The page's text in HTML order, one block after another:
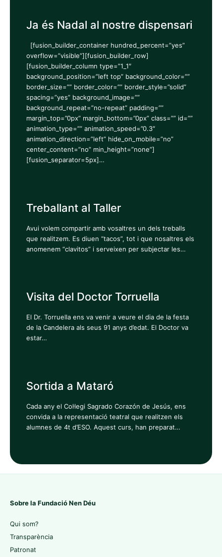
Ja és Nadal al nostre dispensari
[fusion_builder_container hundred_percent=”yes”
overflow=”visible”][fusion_builder_row]
[fusion_builder_column type=”1_1″
background_position=”left top” background_color=””
border_size=”” border_color=”” border_style=”solid”
spacing=”yes” background_image=””
background_repeat=”no-repeat” padding=””
margin_top=”0px” margin_bottom=”0px” class=”” id=””
animation_type=”” animation_speed=”0.3″
animation_direction=”left” hide_on_mobile=”no”
center_content=”no” min_height=”none”]
[fusion_separator=5px]…
Treballant al Taller
Avui volem compartir amb vosaltres un dels treballs
que realitzem. Es diuen “tacos”, tot i que nosaltres els
anomenem “clavitos” i serveixen per subjectar les…
Visita del Doctor Torruella
El Dr. Torruella ens va venir a veure el dia de la festa
de la Candelera als seus 91 anys d’edat. El Doctor va
estar…
Sortida a Mataró
Cada any el Col·legi Sagrado Corazón de Jesús, ens
convida a la representació teatral que realitzen els
alumnes de 4t d’ESO. Aquest curs, han preparat…
Sobre la Fundació Nen Déu
Qui som?
Transparència
Patronat